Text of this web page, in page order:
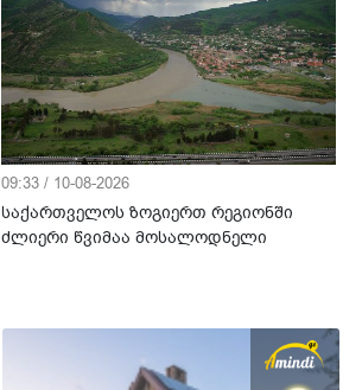
09:33 / 10-08-2026
საქართველოს ზოგიერთ რეგიონში
ძლიერი წვიმაა მოსალოდნელი